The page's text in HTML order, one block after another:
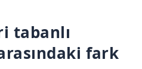
tabanlı
fark